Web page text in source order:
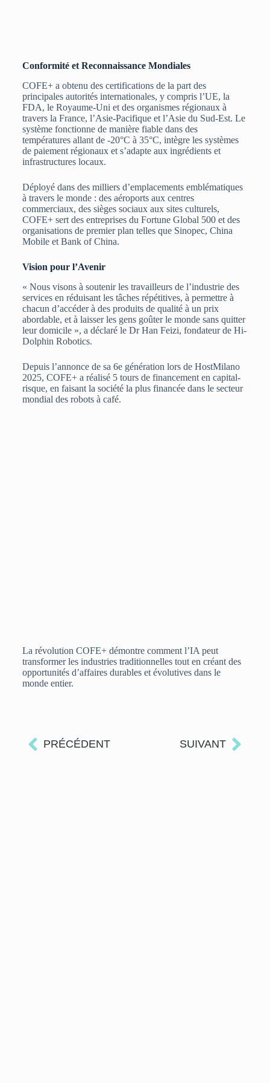
Conformité et Reconnaissance Mondiales
COFE+ a obtenu des certifications de la part des
principales autorités internationales, y compris l’UE, la
FDA, le Royaume-Uni et des organismes régionaux à
travers la France, l’Asie-Pacifique et l’Asie du Sud-Est. Le
système fonctionne de manière fiable dans des
températures allant de -20°C à 35°C, intègre les systèmes
de paiement régionaux et s’adapte aux ingrédients et
infrastructures locaux.
Déployé dans des milliers d’emplacements emblématiques
à travers le monde : des aéroports aux centres
commerciaux, des sièges sociaux aux sites culturels,
COFE+ sert des entreprises du Fortune Global 500 et des
organisations de premier plan telles que Sinopec, China
Mobile et Bank of China.
Vision pour l’Avenir
« Nous visons à soutenir les travailleurs de l’industrie des
services en réduisant les tâches répétitives, à permettre à
chacun d’accéder à des produits de qualité à un prix
abordable, et à laisser les gens goûter le monde sans quitter
leur domicile », a déclaré le Dr Han Feizi, fondateur de Hi-
Dolphin Robotics.
Depuis l’annonce de sa 6e génération lors de HostMilano
2025, COFE+ a réalisé 5 tours de financement en capital-
risque, en faisant la société la plus financée dans le secteur
mondial des robots à café.
La révolution COFE+ démontre comment l’IA peut
transformer les industries traditionnelles tout en créant des
opportunités d’affaires durables et évolutives dans le
monde entier.
PRÉCÉDENT SUIVANT